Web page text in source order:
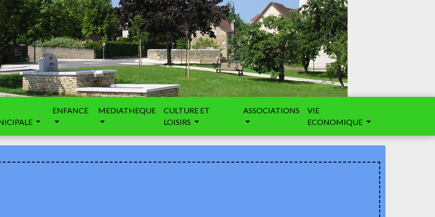
ENFANCE MEDIATHEQUE
CULTURE ET
LOISIRS
ASSOCIATIONS
VIE
ECONOMIQUE